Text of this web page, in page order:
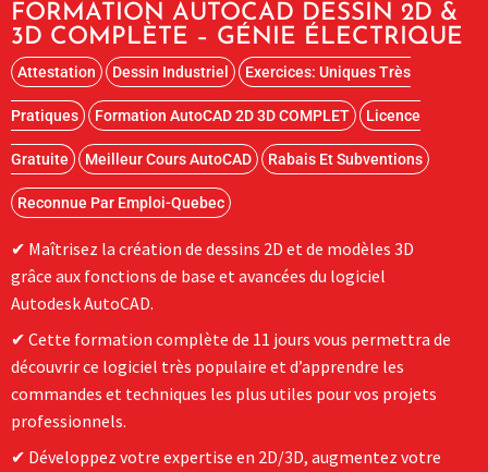
FORMATION AUTOCAD DESSIN 2D &
3D COMPLÈTE – GÉNIE ÉLECTRIQUE
Attestation Dessin Industriel Exercices: Uniques Très
Pratiques Formation AutoCAD 2D 3D COMPLET Licence
Gratuite Meilleur Cours AutoCAD Rabais Et Subventions
Reconnue Par Emploi-Quebec
Maîtrisez la création de dessins 2D et de modèles 3D
grâce aux fonctions de base et avancées du logiciel
Autodesk AutoCAD.
Cette formation complète de 11 jours vous permettra de
découvrir ce logiciel très populaire et d’apprendre les
commandes et techniques les plus utiles pour vos projets
professionnels.
Développez votre expertise en 2D/3D, augmentez votre